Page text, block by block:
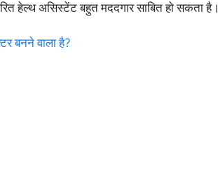
हेल्थ असिस्टेंट बहुत मददगार साबित हो सकता है।